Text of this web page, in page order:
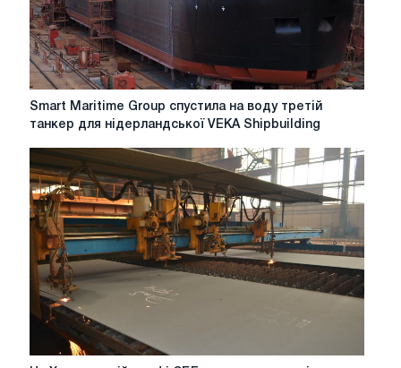
Smart
спустила
на
воду
третій
танкер
для
нідерландської
VEKA
Shipbuilding
Smart Maritime Group спустила на воду третій
танкер для нідерландської VEKA Shipbuilding
На